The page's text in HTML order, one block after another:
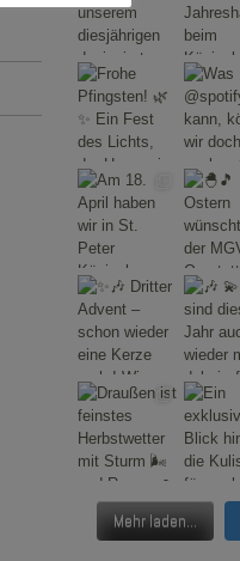
Mehr laden...